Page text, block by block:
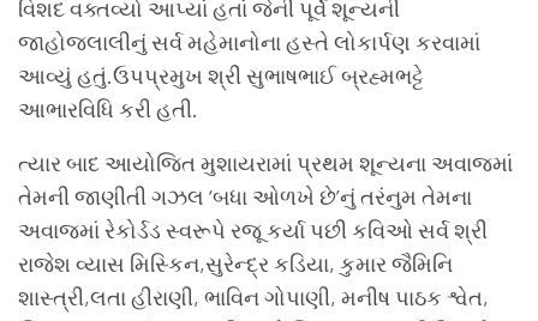
વિશદ વક્તવ્યો આપ્યાં હતાં જેની પૂર્વે શૂન્યની
જાહોજલાલીનું સર્વ મહેમાનોના હસ્તે લોકાર્પણ કરવામાં
આવ્યું હતું.ઉપપ્રમુખ શ્રી સુભાષભાઈ બ્રહ્મભટ્ટે
આભારવિધિ કરી હતી.
ત્યાર બાદ આયોજિત મુશાયરામાં પ્રથમ શૂન્યના અવાજમાં
તેમની જાણીતી ગઝલ ‘બધા ઓળખે છે’નું તરંનુમ તેમના
અવાજમાં રેકોર્ડડ સ્વરૂપે રજૂ કર્યા પછી કવિઓ સર્વ શ્રી
રાજેશ વ્યાસ મિસ્કિન,સુરેન્દ્ર કડિયા, કુમાર જૈમિનિ
શાસ્ત્રી,લતા હીરાણી, ભાવિન ગોપાણી, મનીષ પાઠક શ્વેત,